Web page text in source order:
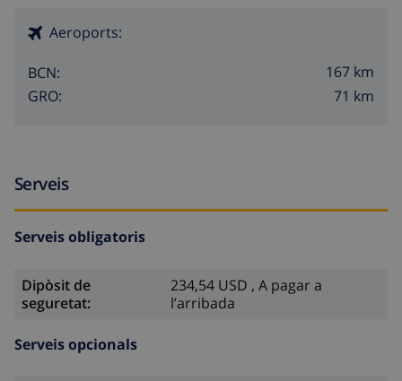
Aeroports:
BCN:
167 km
GRO:
71 km
Serveis
Serveis obligatoris
Dipòsit de
seguretat:
234,54 USD , A pagar a
l’arribada
Serveis opcionals